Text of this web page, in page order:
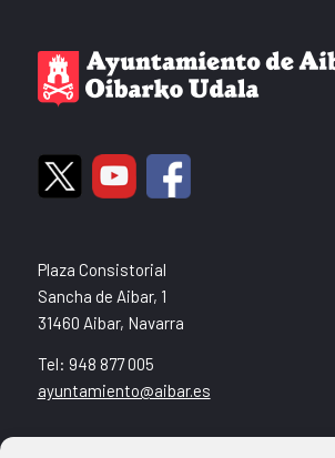
Plaza Consistorial
Sancha de Aibar, 1
31460 Aibar, Navarra
Tel: 948 877 005
ayuntamiento@aibar.es